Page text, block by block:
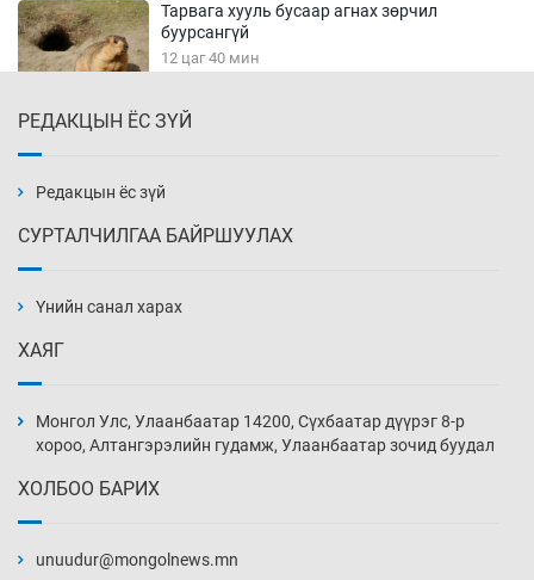
Тарвага хууль бусаар агнах зөрчил
буурсангүй
12 цаг 40 мин
13 цаг 10 мин
13 цаг 40 мин
14 цаг 10 мин
хэмжээг шинэчлэн тогтоох нь
РЕДАКЦЫН ЁС ЗҮЙ
Редакцын ёс зүй
СУРТАЛЧИЛГАА БАЙРШУУЛАХ
Үнийн санал харах
ХАЯГ
Монгол Улс, Улаанбаатар 14200, Сүхбаатар дүүрэг 8-р
хороо, Алтангэрэлийн гудамж, Улаанбаатар зочид буудал
ХОЛБОО БАРИХ
unuudur@mongolnews.mn